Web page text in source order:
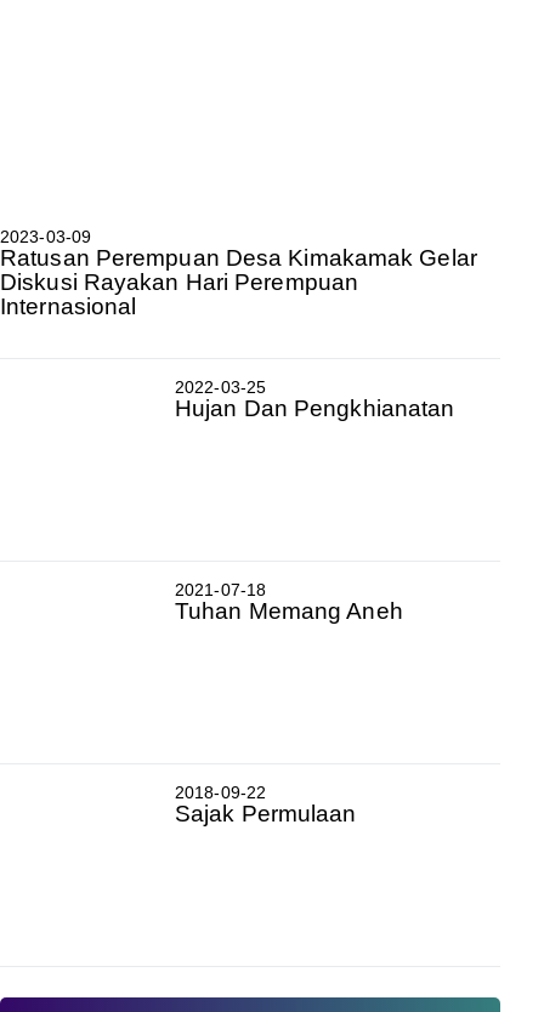
2023-03-09
Ratusan Perempuan Desa Kimakamak Gelar
Diskusi Rayakan Hari Perempuan
Internasional
2022-03-25
Hujan Dan Pengkhianatan
2021-07-18
Tuhan Memang Aneh
2018-09-22
Sajak Permulaan